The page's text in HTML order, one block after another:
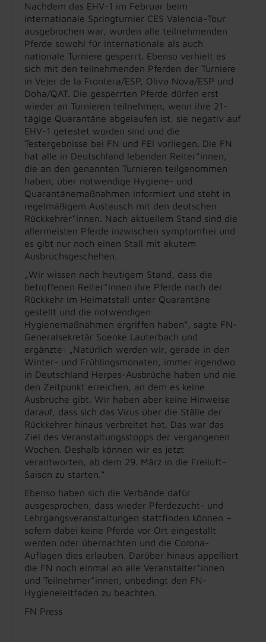
Nachdem das EHV-1 im Februar beim
internationale Springturnier CES Valencia-Tour
ausgebrochen war, wurden alle teilnehmenden
Pferde sowohl für internationale als auch
nationale Turniere gesperrt. Ebenso verhielt es
sich mit den teilnehmenden Pferden der Turniere
in Vejer de la Frontera/ESP, Oliva Nova/ESP und
Doha/QAT. Die gesperrten Pferde dürfen erst
wieder an Turnieren teilnehmen, wenn ihre 21-
tägige Quarantäne abgelaufen ist, sie negativ auf
EHV-1 getestet worden sind und die
Testergebnisse bei FN und FEI vorliegen. Die FN
hat alle in Deutschland lebenden Reiter*innen,
die an den genannten Turnieren teilgenommen
haben, über notwendige Hygiene- und
Quarantänemaßnahmen informiert und steht in
regelmäßigem Austausch mit den deutschen
Rückkehrer*innen. Nach aktuellem Stand sind die
allermeisten Pferde inzwischen symptomfrei und
es gibt nur noch einen Stall mit akutem
Ausbruchsgeschehen.
„Wir wissen nach heutigem Stand, dass die
betroffenen Reiter*innen ihre Pferde nach der
Rückkehr im Heimatstall unter Quarantäne
gestellt und die notwendigen
Hygienemaßnahmen ergriffen haben“, sagte FN-
Generalsekretär Soenke Lauterbach und
ergänzte: „Natürlich werden wir, gerade in den
Winter- und Frühlingsmonaten, immer irgendwo
in Deutschland Herpes-Ausbrüche haben und nie
den Zeitpunkt erreichen, an dem es keine
Ausbrüche gibt. Wir haben aber keine Hinweise
darauf, dass sich das Virus über die Ställe der
Rückkehrer hinaus verbreitet hat. Das war das
Ziel des Veranstaltungsstopps der vergangenen
Wochen. Deshalb können wir es jetzt
verantworten, ab dem 29. März in die Freiluft-
Saison zu starten.“
Ebenso haben sich die Verbände dafür
ausgesprochen, dass wieder Pferdezucht- und
Lehrgangsveranstaltungen stattfinden können –
sofern dabei keine Pferde vor Ort eingestallt
werden oder übernachten und die Corona-
Auflagen dies erlauben. Darüber hinaus appelliert
die FN noch einmal an alle Veranstalter*innen
und Teilnehmer*innen, unbedingt den FN-
Hygieneleitfaden zu beachten.
FN Press